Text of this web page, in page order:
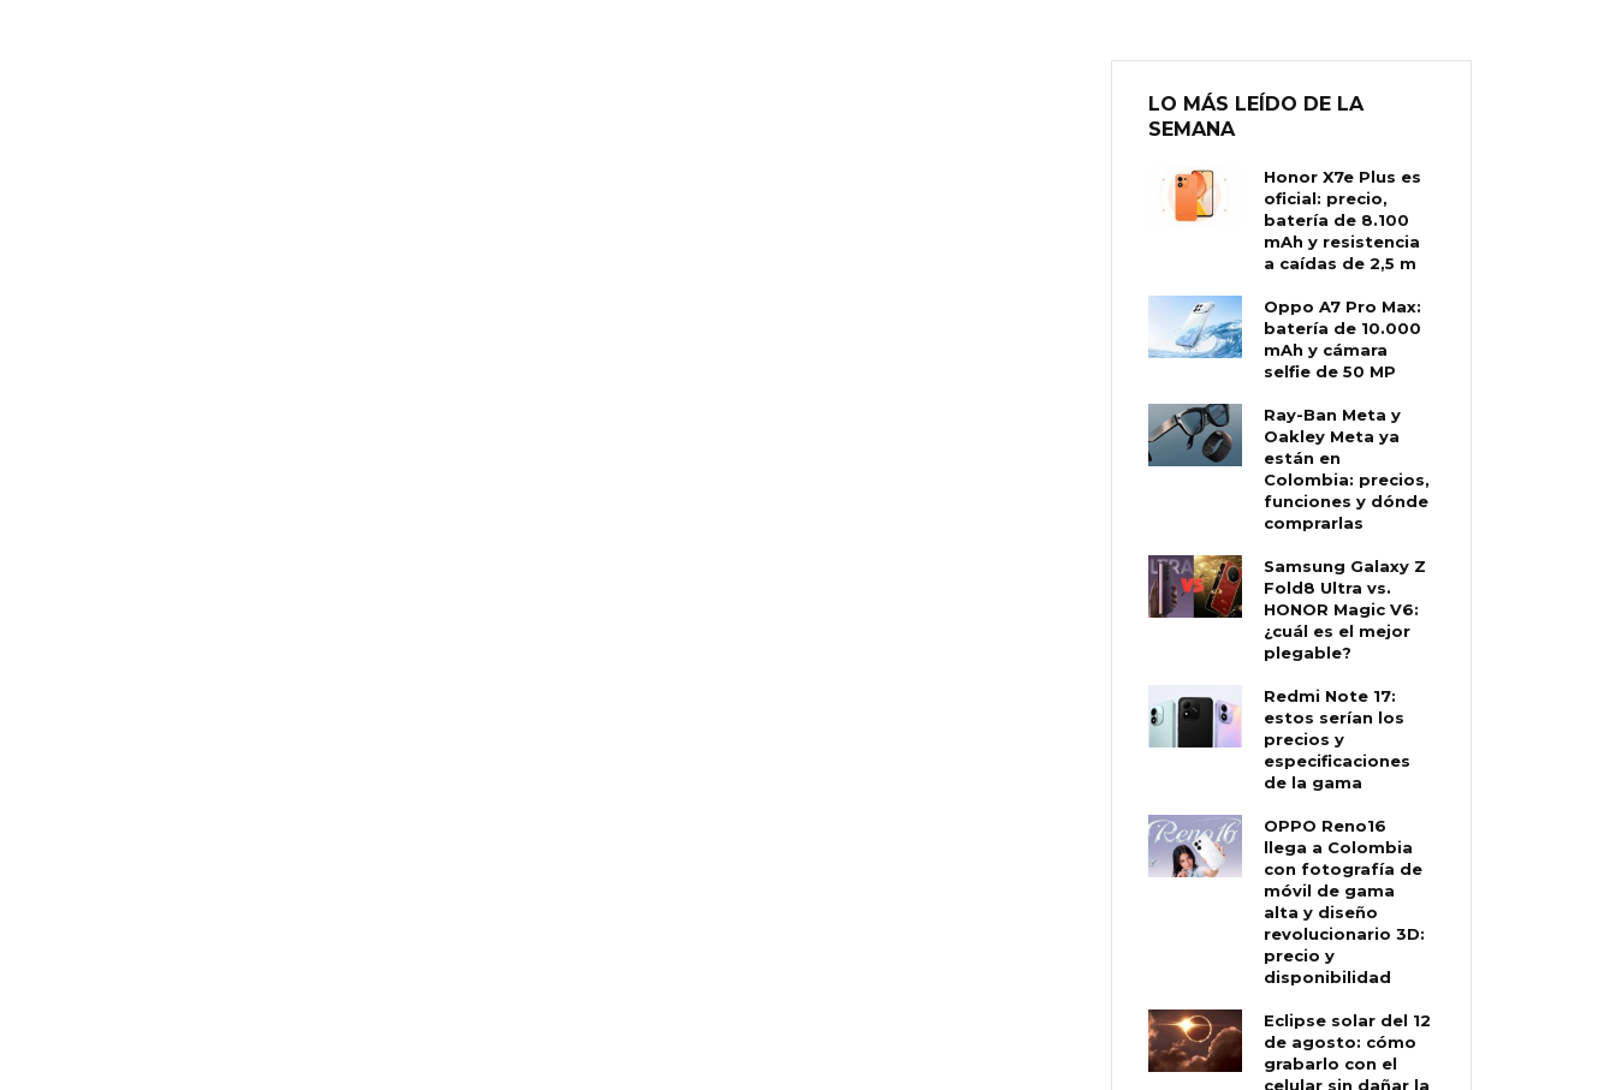
LO MÁS LEÍDO DE LA
SEMANA
Honor X7e Plus es
oficial: precio,
batería de 8.100
mAh y resistencia
a caídas de 2,5 m
Oppo A7 Pro Max:
batería de 10.000
mAh y cámara
selfie de 50 MP
Ray-Ban Meta y
Oakley Meta ya
están en
Colombia: precios,
funciones y dónde
comprarlas
Samsung Galaxy Z
Fold8 Ultra vs.
HONOR Magic V6:
¿cuál es el mejor
plegable?
Redmi Note 17:
estos serían los
precios y
especificaciones
de la gama
OPPO Reno16
llega a Colombia
con fotografía de
móvil de gama
alta y diseño
revolucionario 3D:
precio y
disponibilidad
Eclipse solar del 12
de agosto: cómo
grabarlo con el
celular sin dañar la